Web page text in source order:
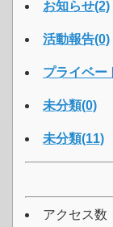
お知らせ(2)
活動報告(0)
プライベー
未分類(0)
未分類(11)
アクセス数